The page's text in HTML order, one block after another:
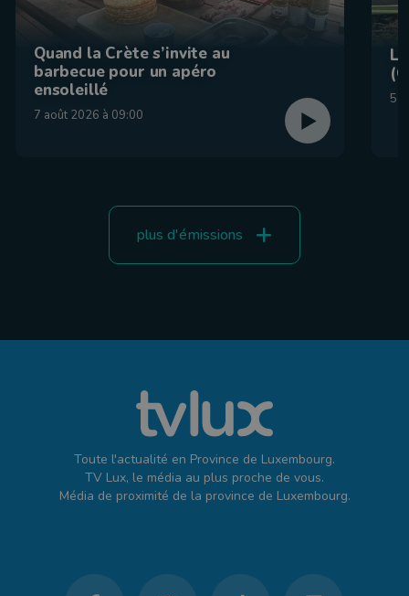
Quand la Crète s’invite au
barbecue pour un apéro
ensoleillé
7 août 2026 à 09:00
5
plus d'émissions
Toute l'actualité en Province de Luxembourg.
TV Lux, le média au plus proche de vous.
Média de proximité de la province de Luxembourg.